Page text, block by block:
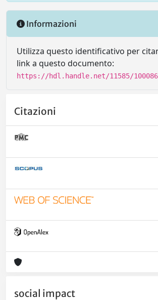
Informazioni
Utilizza questo identificativo per
link a questo documento:
https://hdl.handle.net/11585/
Citazioni
social impact